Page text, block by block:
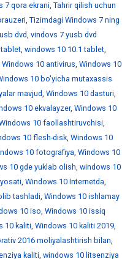
7 qora ekrani, Tahrir qilish uchun
, Tizimdagi Windows 7 ning
dvd, vindovs 7 yusb dvd
, windows 10 10.1 tablet,
Windows 10 antivirus, Windows 10
10 bo'yicha mutaxassis
mavjud, Windows 10 dasturi,
10 ekvalayzer, Windows 10
10 faollashtiruvchisi,
10 flesh-disk, Windows 10
10 fotografiya, Windows 10
10 gde yuklab olish, windows 10
, Windows 10 Internetda,
tashladi, Windows 10 ishlamay
10 iso, Windows 10 issiq
10 kaliti, Windows 10 kaliti 2019,
2016 moliyalashtirish bilan,
kaliti, windows 10 litsenziya